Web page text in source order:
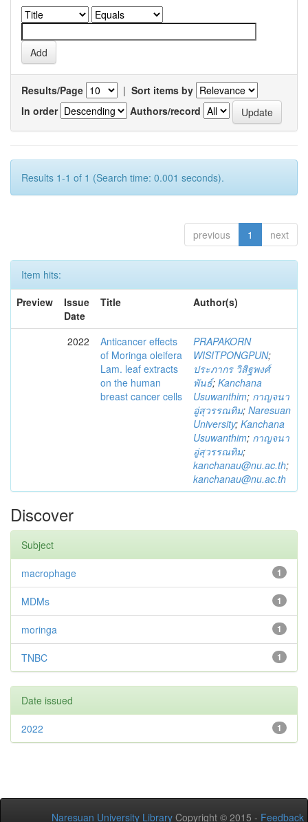
Results/Page | Sort items by
In order
Authors/record
Results 1-1 of 1 (Search time: 0.001 seconds).
previous 1 next
Item hits:
Preview
Issue
Date
Title Author(s)
2022
Anticancer effects
of Moringa oleifera
Lam. leaf extracts
on the human
breast cancer cells
PRAPAKORN
WISITPONGPUN;
ประภากร วิสิฐพงศ์
พันธ์; Kanchana
Usuwanthim; กาญจนา
อู่สุวรรณทิม; Naresuan
University; Kanchana
Usuwanthim; กาญจนา
อู่สุวรรณทิม;
kanchanau@nu.ac.th;
kanchanau@nu.ac.th
Discover
Subject
1
macrophage
1
MDMs
1
moringa
1
TNBC
Date issued
1
2022
Naresuan University Library Copyright © 2015 - Feedback